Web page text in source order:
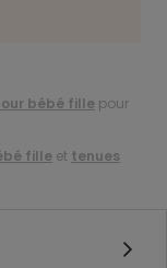
bébé fille pour
fille et tenues